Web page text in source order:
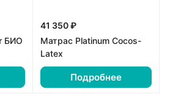
БИО
41 350 ₽
Матрас Platinum Cocos-
Latex
Подробнее